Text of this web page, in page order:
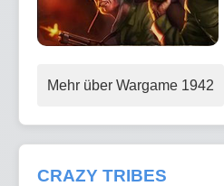
Mehr über Wargame 1942
CRAZY TRIBES